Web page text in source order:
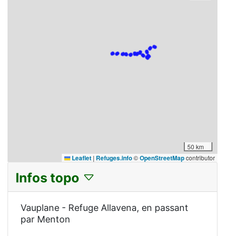
50 km
Leaflet | Refuges.info©OpenStreetMapcontributor
Infos topo
Vauplane - Refuge Allavena, en passant
par Menton